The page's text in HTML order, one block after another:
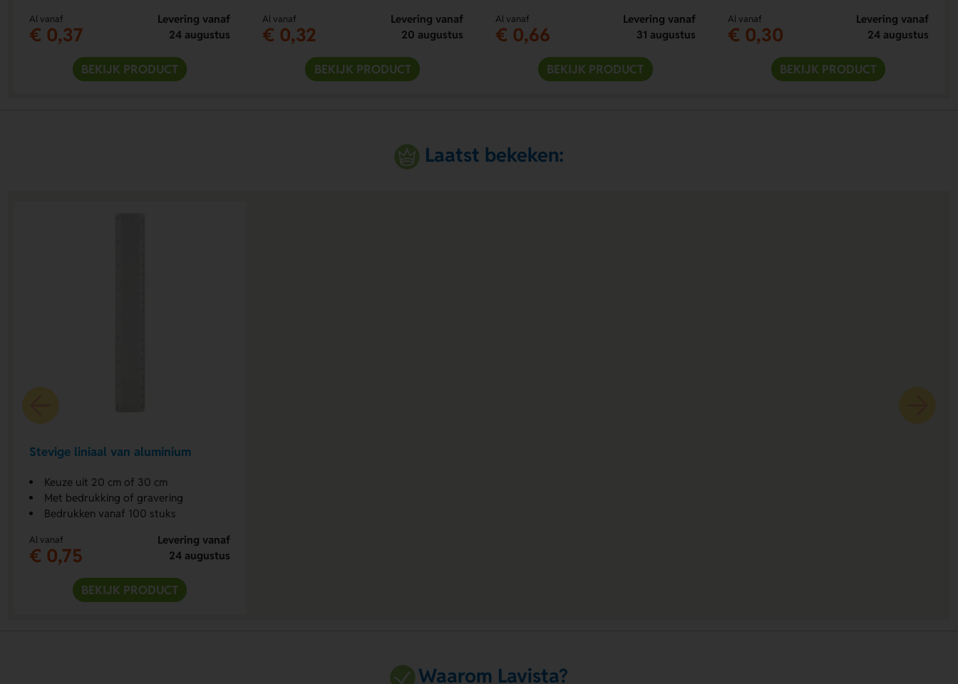
Al vanaf
€ 0,37
Levering vanaf
24 augustus
BEKIJK PRODUCT
Al vanaf
€ 0,32
Levering vanaf
20 augustus
BEKIJK PRODUCT
Al vanaf
€ 0,66
Levering vanaf
31 augustus
BEKIJK PRODUCT
Al vanaf
€ 0,30
Levering vanaf
24 augustus
BEKIJK PRODUCT
Laatst bekeken:
Stevige liniaal van aluminium
Keuze uit 20 cm of 30 cm
Met bedrukking of gravering
Bedrukken vanaf 100 stuks
Al vanaf
€ 0,75
Levering vanaf
24 augustus
BEKIJK PRODUCT
Waarom Lavista?